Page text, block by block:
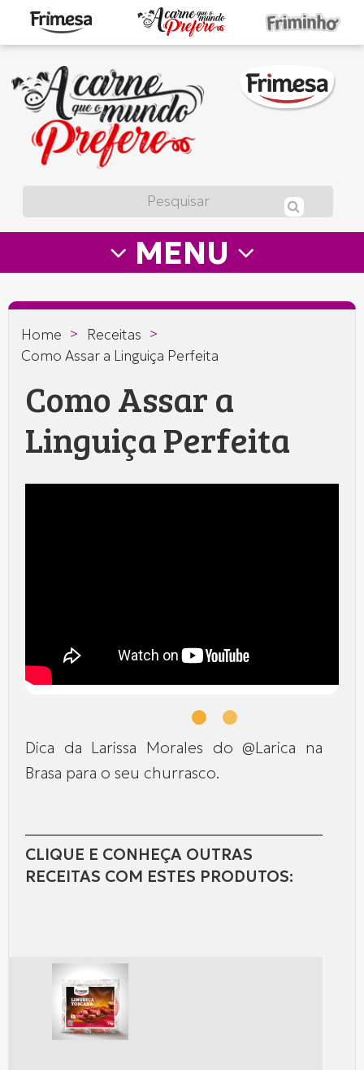
A
carne
que
prefere
—
Frimesa
MENU
Home > Receitas >
Como Assar a Linguiça Perfeita
Como Assar a
Linguiça Perfeita
Dica da Larissa Morales do @Larica na
Brasa para o seu churrasco.
CLIQUE E CONHEÇA OUTRAS
RECEITAS COM ESTES PRODUTOS: